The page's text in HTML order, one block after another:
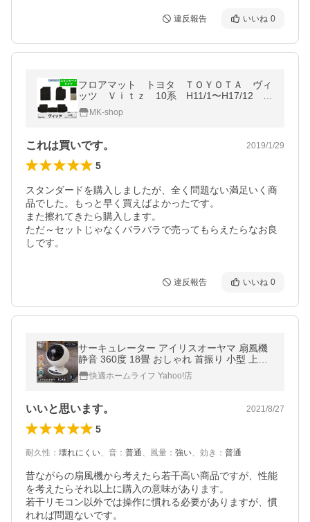
違反報告 いいね 0
フロアマット トヨタ ＴＯＹＯＴＡ ヴィ
ッツ Ｖｉｔｚ 10系 H11/1〜H17/12 カ
ーマット 抗菌 消臭 スタンダードタイ
プ MK-shop
これは買いです。 2019/1/29
5
スタンダードを購入しましたが、全く問題ない満足いく商
品でした。もっと早く買えばよかったです。
また擦れてきたら購入します。
ただ～セットじゃなくバラバラで売ってもらえたらなお良
しです。
違反報告 いいね 0
サーキュレーター アイリスオーヤマ 扇風機
静音 360度 18畳 おしゃれ 首振り 小型 上下
左右 ボール型 1年保証 リモコン付き タイマ
ー付き PCF-SC15T
快適ホームライフ Yahoo!店
いいと思います。 2021/8/27
5
耐久性 ： 壊れにくい、 音 ： 普通、 風量 ： 強い、 効き ： 普通
昔ながらの扇風機から考えたら若干高い商品ですが、性能
を考えたらそれ以上に購入の意味があります。
若干リモコン以外では操作に慣れる必要がありますが、慣
れれば問題ないです。